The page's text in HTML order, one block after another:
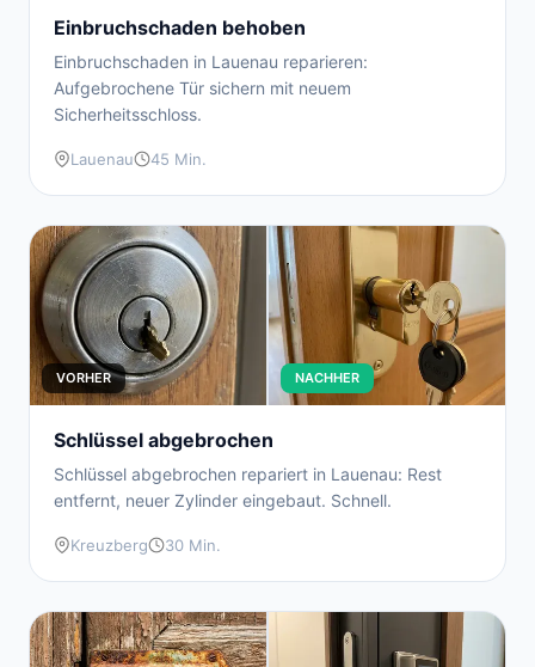
Einbruchschaden behoben
Einbruchschaden in Lauenau reparieren:
Aufgebrochene Tür sichern mit neuem
Sicherheitsschloss.
Lauenau 45 Min.
VORHER NACHHER
Schlüssel abgebrochen
Schlüssel abgebrochen repariert in Lauenau: Rest
entfernt, neuer Zylinder eingebaut. Schnell.
Kreuzberg 30 Min.